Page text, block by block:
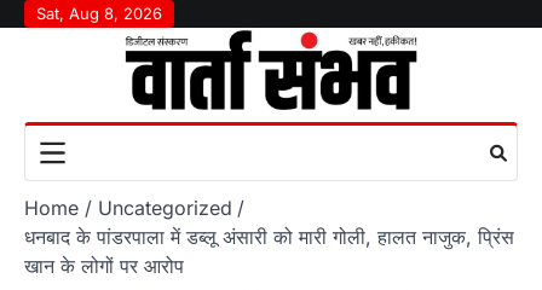
SkipSat, Aug 8, 2026
Home
Uncategorized
धनबाद के पांडरपाला में डब्लू अंसारी को मारी गोली, हालत नाजुक, प्रिंस
खान के लोगों पर आरोप